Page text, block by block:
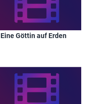
Eine Göttin auf Erden